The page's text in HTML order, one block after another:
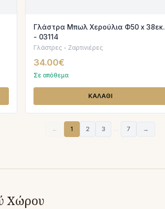
Γλάστρα Μπωλ Χερούλια Φ50 x 38εκ.
- 03114
Γλάστρες - Ζαρτινιέρες
34.00€
Σε απόθεμα
ΚΑΛΑΘΙ
← 1 2 3 … 7 →
Χώρου